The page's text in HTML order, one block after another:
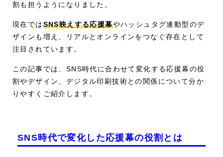
割も担うようになりました。
現在ではSNS映えする応援幕やハッシュタグ連動型のデ
ザインも増え、リアルとオンラインをつなぐ存在として
注目されています。
この記事では、SNS時代に合わせて変化する応援幕の役
割やデザイン、デジタル印刷技術との関係について分か
りやすくご紹介します。
SNS時代で変化した応援幕の役割とは